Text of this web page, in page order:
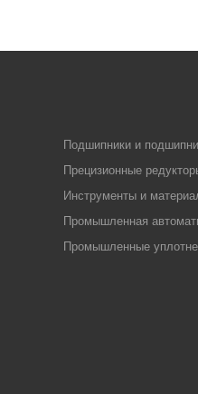
Подшипники и
Прецизионные
Инструменты и
Промышленная
Промышленные